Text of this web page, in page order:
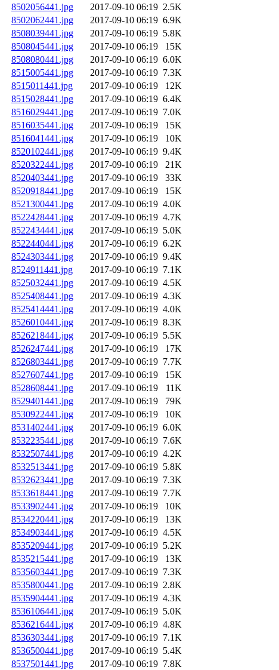
8502056441.jpg
2017-09-10 06:19 2.5K
8502062441.jpg
2017-09-10 06:19 6.9K
8508039441.jpg
2017-09-10 06:19 5.8K
8508045441.jpg
2017-09-10 06:19
15K
8508080441.jpg
2017-09-10 06:19 6.0K
8515005441.jpg
2017-09-10 06:19 7.3K
8515011441.jpg
2017-09-10 06:19
12K
8515028441.jpg
2017-09-10 06:19 6.4K
8516029441.jpg
2017-09-10 06:19 7.0K
8516035441.jpg
2017-09-10 06:19
15K
8516041441.jpg
2017-09-10 06:19
10K
8520102441.jpg
2017-09-10 06:19 9.4K
8520322441.jpg
2017-09-10 06:19
21K
8520403441.jpg
2017-09-10 06:19
33K
8520918441.jpg
2017-09-10 06:19
15K
8521300441.jpg
2017-09-10 06:19 4.0K
8522428441.jpg
2017-09-10 06:19 4.7K
8522434441.jpg
2017-09-10 06:19 5.0K
8522440441.jpg
2017-09-10 06:19 6.2K
8524303441.jpg
2017-09-10 06:19 9.4K
8524911441.jpg
2017-09-10 06:19 7.1K
8525032441.jpg
2017-09-10 06:19 4.5K
8525408441.jpg
2017-09-10 06:19 4.3K
8525414441.jpg
2017-09-10 06:19 4.0K
8526010441.jpg
2017-09-10 06:19 8.3K
8526218441.jpg
2017-09-10 06:19 5.5K
8526247441.jpg
2017-09-10 06:19
17K
8526803441.jpg
2017-09-10 06:19 7.7K
8527607441.jpg
2017-09-10 06:19
15K
8528608441.jpg
2017-09-10 06:19
11K
8529401441.jpg
2017-09-10 06:19
79K
8530922441.jpg
2017-09-10 06:19
10K
8531402441.jpg
2017-09-10 06:19 6.0K
8532235441.jpg
2017-09-10 06:19 7.6K
8532507441.jpg
2017-09-10 06:19 4.2K
8532513441.jpg
2017-09-10 06:19 5.8K
8532623441.jpg
2017-09-10 06:19 7.3K
8533618441.jpg
2017-09-10 06:19 7.7K
8533902441.jpg
2017-09-10 06:19
10K
8534220441.jpg
2017-09-10 06:19
13K
8534903441.jpg
2017-09-10 06:19 4.5K
8535209441.jpg
2017-09-10 06:19 5.2K
8535215441.jpg
2017-09-10 06:19
13K
8535603441.jpg
2017-09-10 06:19 7.3K
8535800441.jpg
2017-09-10 06:19 2.8K
8535904441.jpg
2017-09-10 06:19 4.3K
8536106441.jpg
2017-09-10 06:19 5.0K
8536216441.jpg
2017-09-10 06:19 4.8K
8536303441.jpg
2017-09-10 06:19 7.1K
8536500441.jpg
2017-09-10 06:19 5.4K
8537501441.jpg
2017-09-10 06:19 7.8K